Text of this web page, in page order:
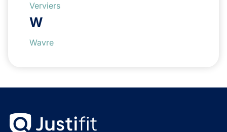
Verviers
W
Wavre